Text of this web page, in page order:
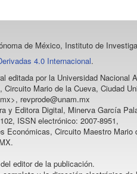
de México, Instituto de
4.0 Internacional.
editada por la Universidad Nacional
Mario de la Cueva, Ciudad
revprode@unam.mx
y Editora Digital, Minerva García
ISSN electrónico: 2007-8951,
Económicas, Circuito Maestro Mario
editor de la publicación.